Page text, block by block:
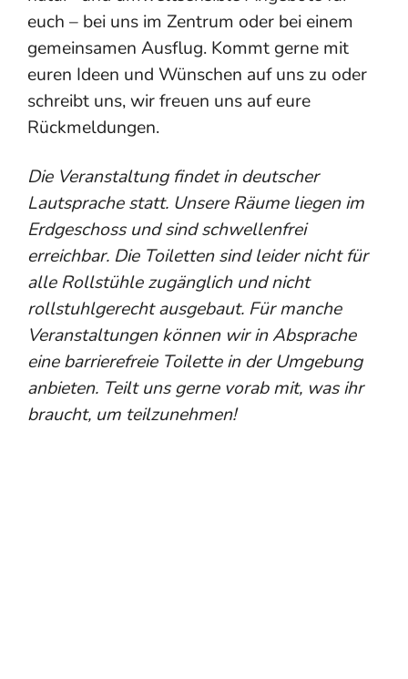
euch – bei uns im Zentrum oder bei einem
gemeinsamen Ausflug. Kommt gerne mit
euren Ideen und Wünschen auf uns zu oder
schreibt uns, wir freuen uns auf eure
Rückmeldungen.
Die Veranstaltung findet in deutscher
Lautsprache statt. Unsere Räume liegen im
Erdgeschoss und sind schwellenfrei
erreichbar. Die Toiletten sind leider nicht für
alle Rollstühle zugänglich und nicht
rollstuhlgerecht ausgebaut. Für manche
Veranstaltungen können wir in Absprache
eine barrierefreie Toilette in der Umgebung
anbieten. Teilt uns gerne vorab mit, was ihr
braucht, um teilzunehmen!